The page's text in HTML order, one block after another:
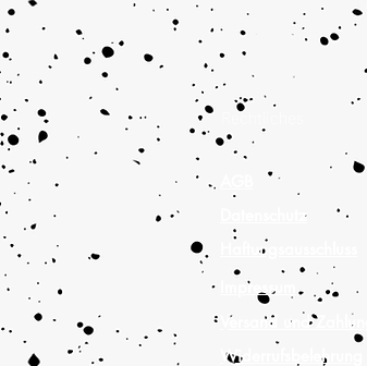
Rechtliches
Datenschutz
Haftungsausschluss
Impressum
Versand und Zahlung
Widerrufsbelehrung